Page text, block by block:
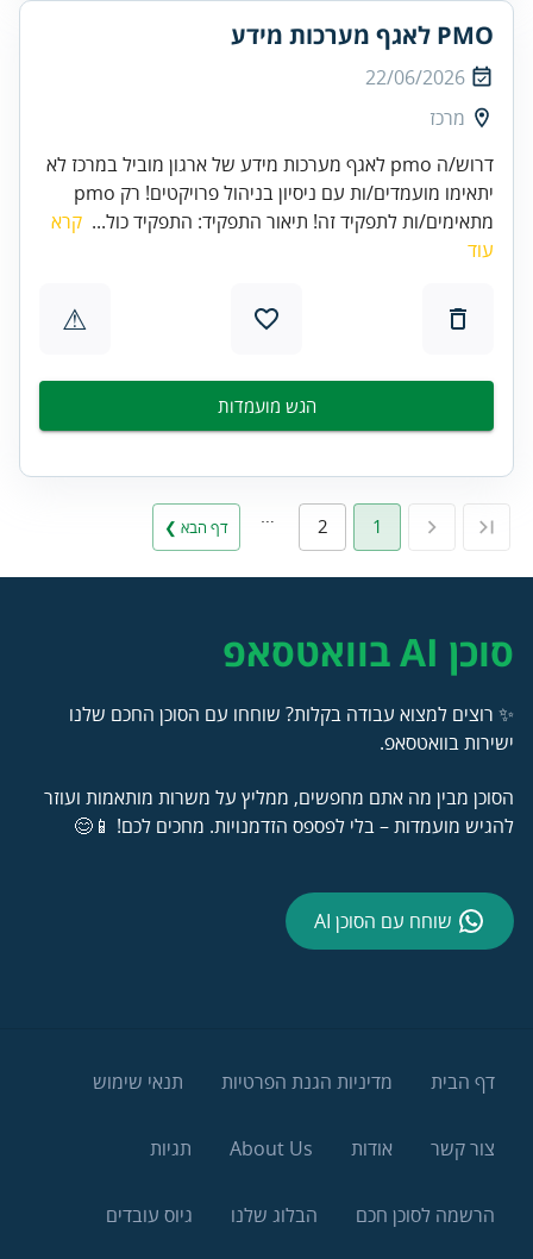
PMO לאגף מערכות מידע
22/06/2026
מרכז
דרוש/ה pmo לאגף מערכות מידע של ארגון מוביל במרכז לא
יתאימו מועמדים/ות עם ניסיון בניהול פרויקטים! רק pmo
מתאימים/ות לתפקיד זה! תיאור התפקיד: התפקיד כול... קרא
עוד
⚠
הגש מועמדות
1
2 דף הבא ❯
סוכן AI בוואטסאפ
✨ רוצים למצוא עבודה בקלות? שוחחו עם הסוכן החכם שלנו
ישירות בוואטסאפ.
הסוכן מבין מה אתם מחפשים, ממליץ על משרות מותאמות ועוזר
להגיש מועמדות – בלי לפספס הזדמנויות. מחכים לכם! 📱😊
שוחח עם הסוכן AI
דף הבית מדיניות הגנת הפרטיות תנאי שימוש
צור קשר אודות About Us תגיות
הרשמה לסוכן חכם הבלוג שלנו גיוס עובדים